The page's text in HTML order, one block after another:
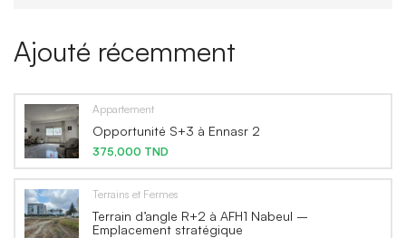
Ajouté récemment
Appartement
Opportunité S+3 à Ennasr 2
375,000 TND
Terrains et Fermes
Terrain d’angle R+2 à AFH1 Nabeul –
Emplacement stratégique